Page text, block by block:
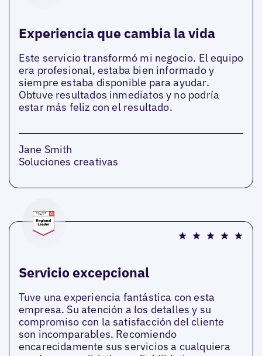
Experiencia que cambia la vida
Este servicio transformó mi negocio. El equipo
era profesional, estaba bien informado y
siempre estaba disponible para ayudar.
Obtuve resultados inmediatos y no podría
estar más feliz con el resultado.
Jane Smith
Soluciones creativas
Servicio excepcional
Tuve una experiencia fantástica con esta
empresa. Su atención a los detalles y su
compromiso con la satisfacción del cliente
son incomparables. Recomiendo
encarecidamente sus servicios a cualquiera